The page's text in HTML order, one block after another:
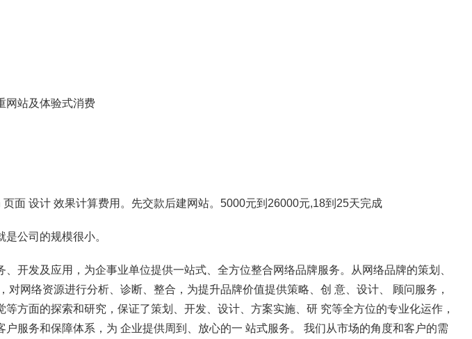
网站及体验式消费
面 设计 效果计算费用。先交款后建网站。5000元到26000元,18到25天完成
公司的规模很小。
开发及应用，为企事业单位提供一站式、全方位整合网络品牌服务。从网络品牌的策划、
对网络资源进行分析、诊断、整合，为提升品牌价值提供策略、创 意、设计、 顾问服务，
方面的探索和研究，保证了策划、开发、设计、方案实施、研 究等全方位的专业化运作，
服务和保障体系，为 企业提供周到、放心的一 站式服务。 我们从市场的角度和客户的需